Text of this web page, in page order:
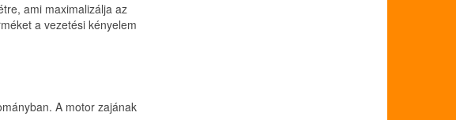
ami maximalizálja az
a vezetési kényelem
A motor zajának